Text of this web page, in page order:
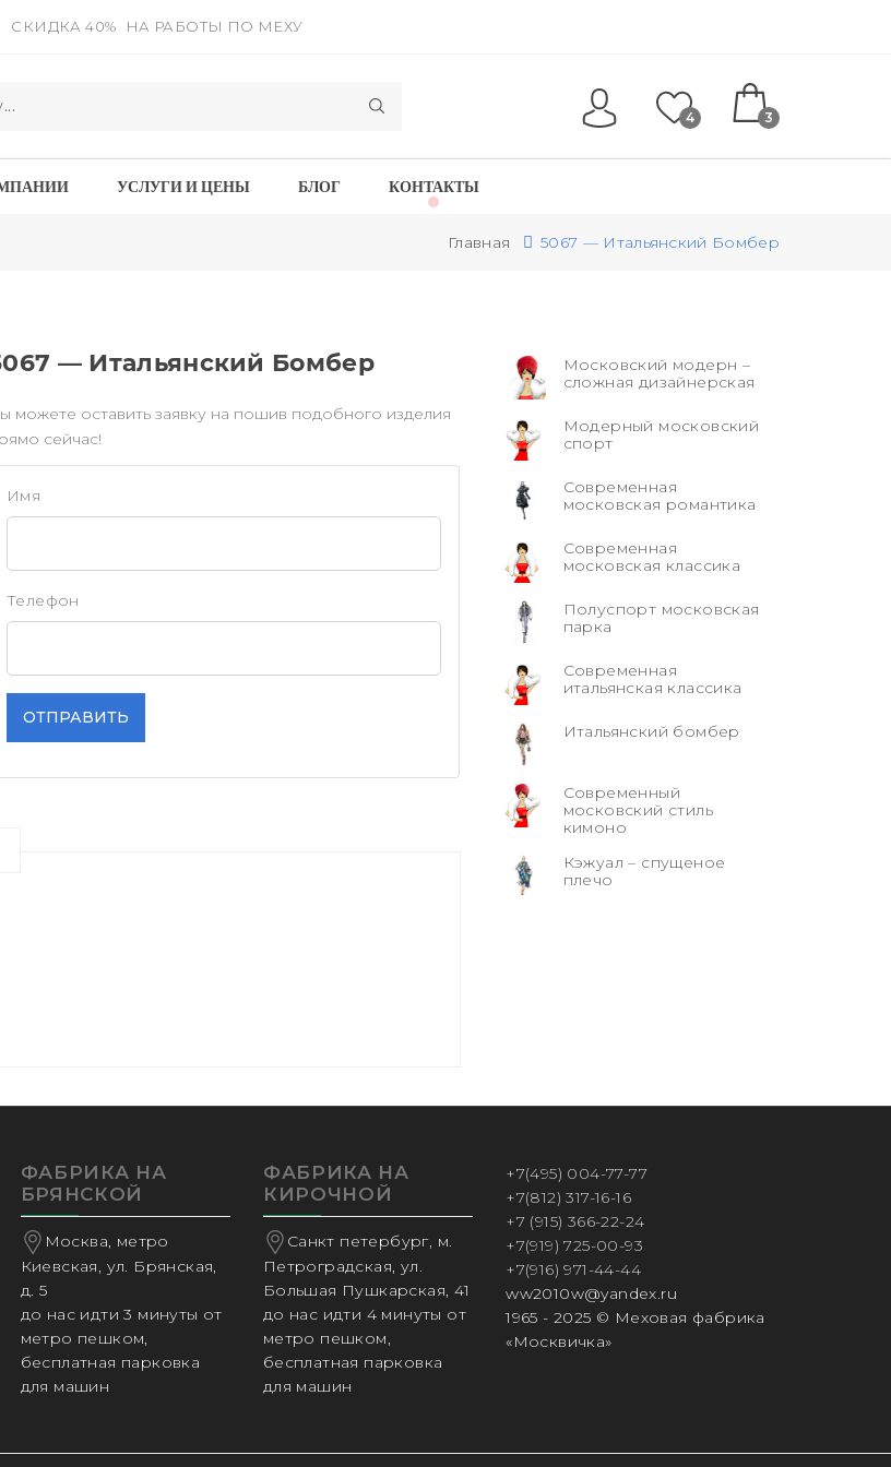
СКИДКА 40% НА РАБОТЫ ПО МЕХУ
4 3
УСЛУГИ И ЦЕНЫ БЛОГ КОНТАКТЫ
Главная 5067 — Итальянский Бомбер
— Итальянский Бомбер
можете оставить заявку на пошив подобного изделия
сейчас!
Имя
Телефон
ОТПРАВИТЬ
Московский модерн –
сложная дизайнерская
Модерный московский
спорт
Современная
московская романтика
Современная
московская классика
Полуспорт московская
парка
Современная
итальянская классика
Итальянский бомбер
Современный
московский стиль
кимоно
Кэжуал – спущеное
плечо
ФАБРИКА НА
БРЯНСКОЙ
Москва, метро
Киевская, ул. Брянская,
д. 5
до нас идти 3 минуты от
метро пешком,
бесплатная парковка
для машин
ФАБРИКА НА
КИРОЧНОЙ
Санкт петербург, м.
Петроградская, ул.
Большая Пушкарская, 41
до нас идти 4 минуты от
метро пешком,
бесплатная парковка
для машин
+7(495) 004-77-77
+7(812) 317-16-16
+7 (915) 366-22-24
+7(919) 725-00-93
+7(916) 971-44-44
ww2010w@yandex.ru
1965 - 2025 © Меховая фабрика
«Москвичка»